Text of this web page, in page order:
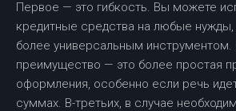
Первое — это гибкость. Вы можете
кредитные средства на любые нужды,
более универсальным инструментом.
преимущество — это более простая
оформления, особенно если речь
суммах. В-третьих, в случае